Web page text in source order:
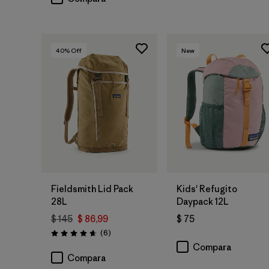
Agregar a la
Bolsa
40% Off
Fieldsmith Lid Pack
28L
$ 145 $ 86,99
Valoración: 4.7 / 5
(6Comentarios
)
Compara
Agregar a la
Bolsa
New
Kids' Refugito
Daypack 12L
$ 75
Compara